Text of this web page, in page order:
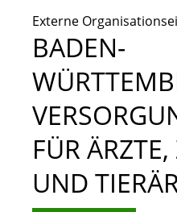
Externe
BADEN-
FÜR
UND